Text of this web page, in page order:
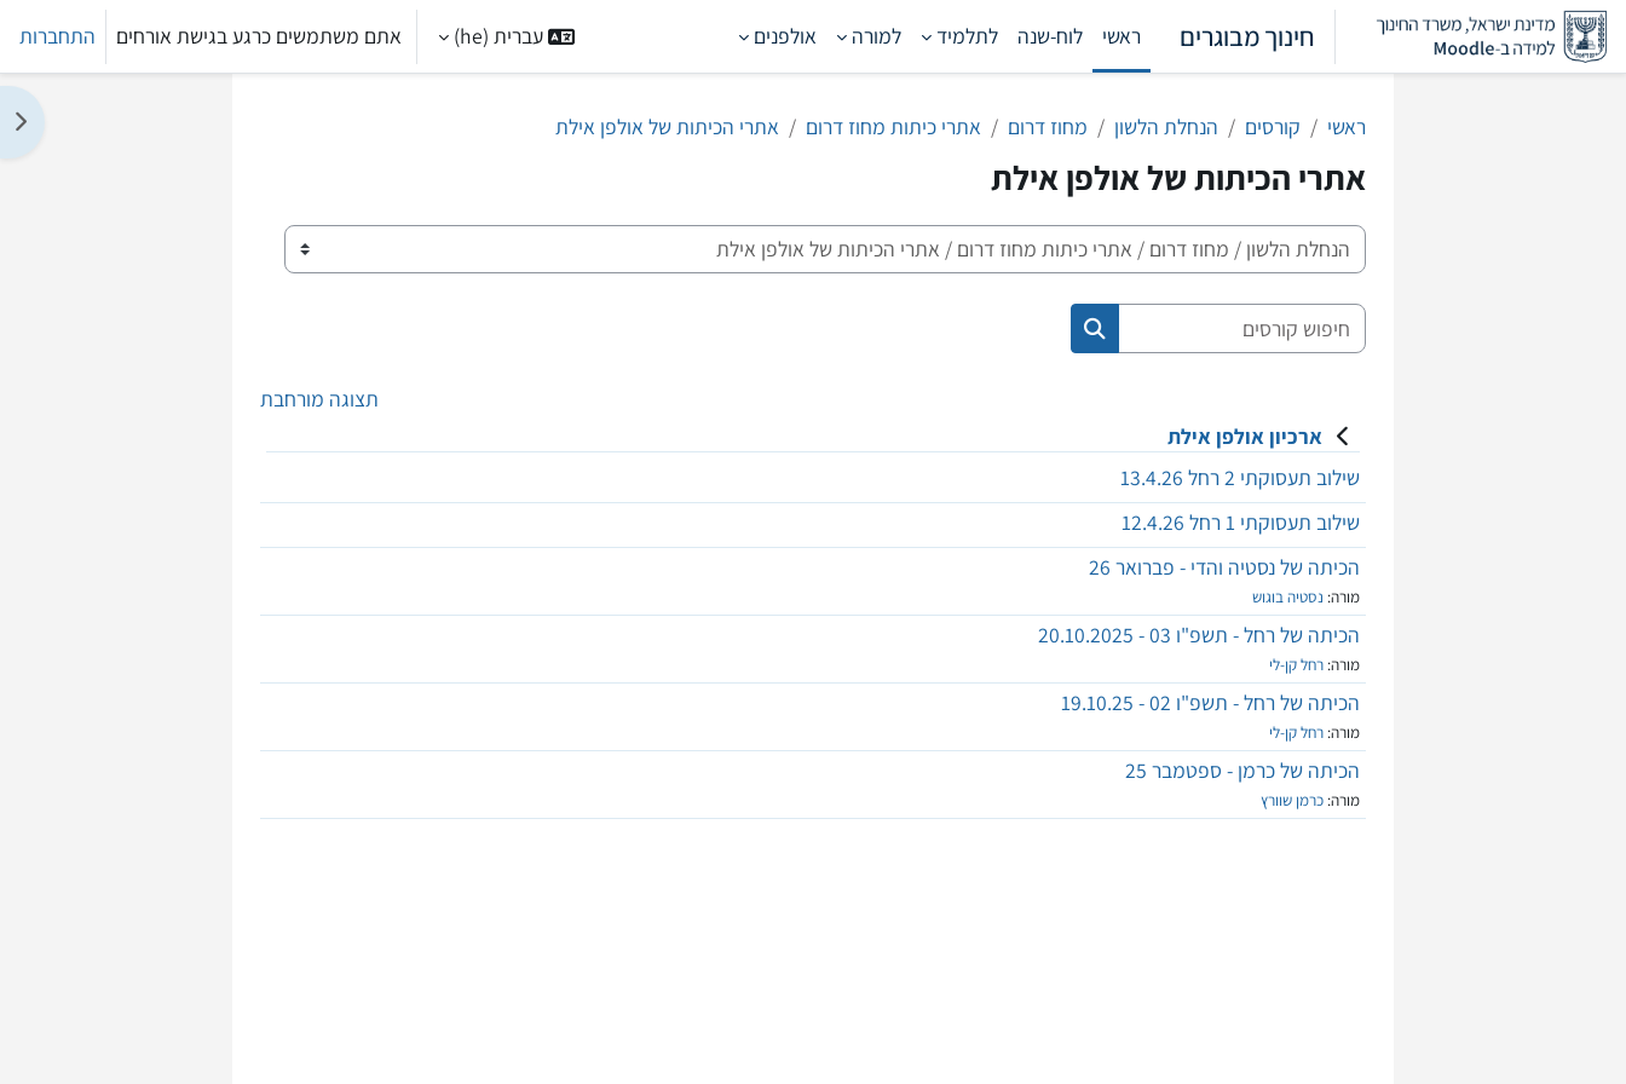
דילוג לתוכן הראשי
חינוך מבוגרים ראשי לוח-שנה לתלמיד למורה אולפנים עברית ‎(he)‎ אתם משתמשים כרגע בגישת אורחים התחברות
ראשי קורסים הנחלת הלשון מחוז דרום אתרי כיתות מחוז דרום אתרי הכיתות של אולפן אילת
אתרי הכיתות של אולפן אילת
קטגוריות קורסים
חיפוש קורסים
חיפוש קורסים
תצוגה מורחבת
ארכיון אולפן אילת
שילוב תעסוקתי 2 רחל 13.4.26
שילוב תעסוקתי 1 רחל 12.4.26
הכיתה של נסטיה והדי - פברואר 26
מורה: נסטיה בוגוש
הכיתה של רחל - תשפ"ו 03 - 20.10.2025
מורה: רחל קן-לי
הכיתה של רחל - תשפ"ו 02 - 19.10.25
מורה: רחל קן-לי
הכיתה של כרמן - ספטמבר 25
מורה: כרמן שוורץ